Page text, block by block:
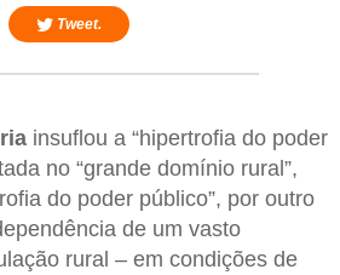
Tweet.
insuflou a “hipertrofia do poder
no “grande domínio rural”,
do poder público”, por outro
de um vasto
rural – em condições de